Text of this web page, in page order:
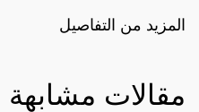
المزيد من التفاصيل
مقالات مشابهة